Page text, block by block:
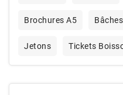
Brochures A5 Bâches
Jetons Tickets